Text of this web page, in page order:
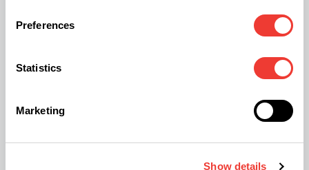
Preferences
Statistics
Marketing
Show details
Microflora
actinomicetos, hongos, algas, virus y
propiedades físicas del suelo, controla a